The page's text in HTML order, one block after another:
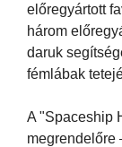
előregyártott
három
daruk
fémlábak
A "Spaceship
megrendelőre